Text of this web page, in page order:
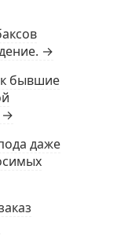
→
бывшие
→
даже